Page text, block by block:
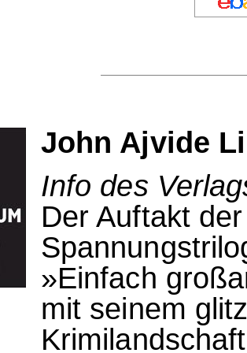
John Ajvide
Info des
Der Auftakt
»Einfach
mit seinem